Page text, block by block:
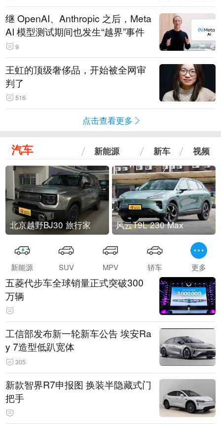
继 OpenAI、Anthropic 之后，Meta
AI 模型测试期间也发生“越界”事件
9
王虹的顶级奢侈品，开始被全网审
判了
516
点击查看更多
汽车 新能源 新车 视频
北京越野BJ30 旅行家 风云T9L 230 Max
新能源 SUV MPV 轿车 更多
五菱代步车全球销量正式突破300
万辆
工信部发布新一轮新车公告 埃安Ra
y 7造型低趴宽体
305
新款智界R7申报图 换装半隐藏式门
把手